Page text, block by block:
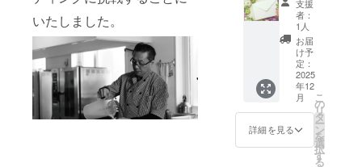
いたしました。
謝の気
持ちを
込め
て、お
礼の
メッ
セージ
をメー
ルにて
お送り
しま
す。
支援
者：
1人
お届
け予
定：
2025
年12
月
詳細を見る
こ
の
リ
タ
ー
ン
を
選
択
す
る